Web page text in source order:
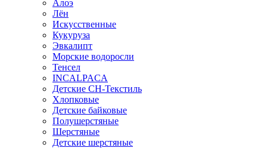
Алоэ
Лён
Искусственные
Кукуруза
Эвкалипт
Морские водоросли
Тенсел
INCALPACA
Детские СН-Текстиль
Хлопковые
Детские байковые
Полушерстяные
Шерстяные
Детские шерстяные